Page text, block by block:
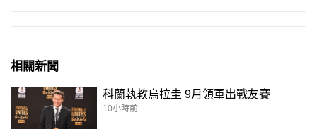
相關新聞
科蘭執教烏拉圭 9月領軍出戰友賽
10小時前